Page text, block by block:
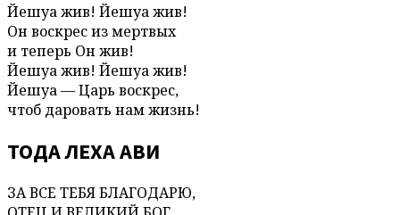
Йешуа жив! Йешуа жив!
Он воскрес из мертвых
и теперь Он жив!
Йешуа жив! Йешуа жив!
Йешуа — Царь воскрес,
чтоб даровать нам жизнь!
ТОДА ЛЕХА АВИ
ЗА ВСЕ ТЕБЯ БЛАГОДАРЮ,